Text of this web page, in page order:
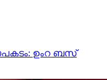
ഉംറ ബസ്